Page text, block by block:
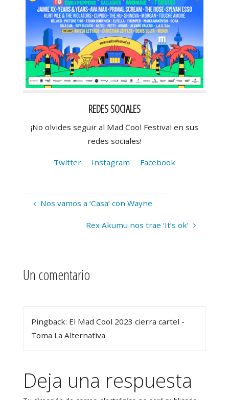
REDES SOCIALES
¡No olvides seguir al Mad Cool Festival en sus
redes sociales!
Twitter Instagram Facebook
Nos vamos a ‘Casa’ con Wayne
Rex Akumu nos trae ‘It’s ok’
Un comentario
Pingback: El Mad Cool 2023 cierra cartel -
Toma La Alternativa
Deja una respuesta